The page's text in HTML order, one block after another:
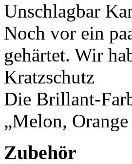
Unschlagbar
Noch vor ein
gehärtet. Wir
Kratzschutz
Die Brillant-
„Melon,
Zubehör